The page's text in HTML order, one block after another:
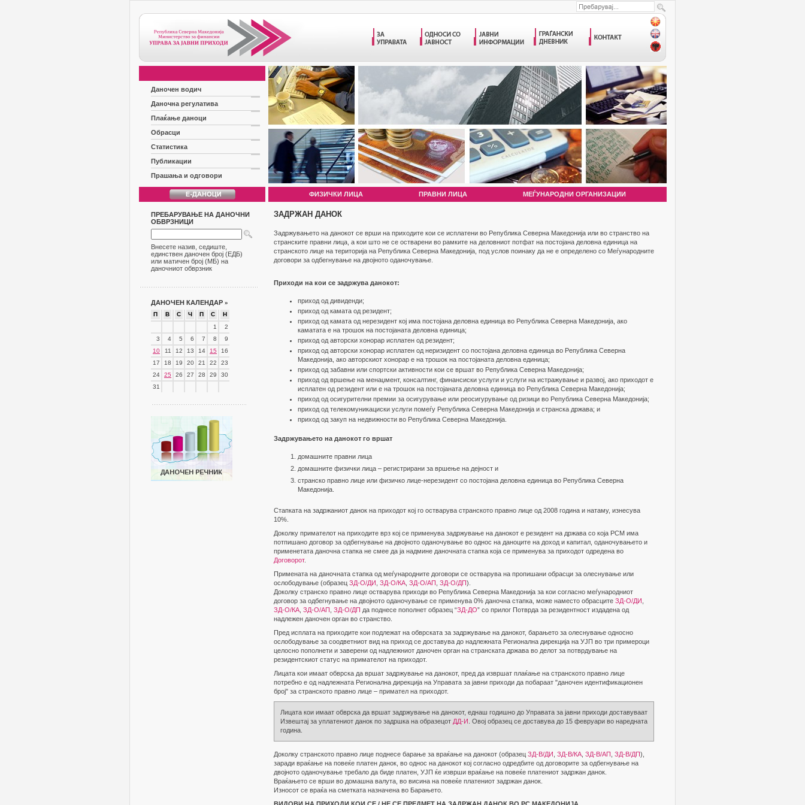
Даночен водич
Даночна регулатива
Плаќање даноци
Обрасци
Статистика
Публикации
Прашања и одговори
ФИЗИЧКИ ЛИЦА ПРАВНИ ЛИЦА МЕЃУНАРОДНИ ОРГАНИЗАЦИИ
ПРЕБАРУВАЊЕ НА ДАНОЧНИ
ОБВРЗНИЦИ
Внесете назив, седиште,
единствен даночен број (ЕДБ)
или матичен број (МБ) на
даночниот обврзник
ДАНОЧЕН КАЛЕНДАР »
П В С Ч П С
Н
1
2
3
4 5 6 7 8
9
10
11 12 13 14 15
16
17
18 19 20 21 22
23
24
25 26 27 28 29
30
31
ЗАДРЖАН ДАНОК
Задржувањето на данокот се врши на приходите кои се исплатени во Република Северна Македонија или во странство на
странските правни лица, а кои што не се остварени во рамките на деловниот потфат на постојана деловна единица на
странското лице на територија на Република Северна Македонија, под услов поинаку да не е определено со Меѓународните
договори за одбегнување на двојното оданочување.
Приходи на кои се задржува данокот:
приход од дивиденди;
приход од камата од резидент;
приход од камата од нерезидент кој има постојана деловна единица во Република Северна Македонија, ако
каматата е на трошок на постојаната деловна единица;
приход од авторски хонорар исплатен од резидент;
приход од авторски хонорар исплатен од неризидент со постојана деловна единица во Република Северна
Македонија, ако авторскиот хонорар е на трошок на постојаната деловна единица;
приход од забавни или спортски активности кои се вршат во Република Северна Македонија;
приход од вршење на менаџмент, консалтинг, финансиски услуги и услуги на истражување и развој, ако приходот е
исплатен од резидент или е на трошок на постојаната деловна единица во Република Северна Македонија;
приход од осигурителни премии за осигурување или реосигурување од ризици во Република Северна Македонија;
приход од телекомуникациски услуги помеѓу Република Северна Македонија и странска држава; и
приход од закуп на недвижности во Република Северна Македонија.
Задржувањето на данокот го вршат
домашните правни лица
домашните физички лица – регистрирани за вршење на дејност и
странско правно лице или физичко лице-нерезидент со постојана деловна единица во Република Северна
Македонија.
Стапката на задржаниот данок на приходот кој го остварува странското правно лице од 2008 година и натаму, изнесува
10%.
Доколку примателот на приходите врз кој се применува задржување на данокот е резидент на држава со која РСМ има
потпишано договор за одбегнување на двојното оданочување во однос на даноците на доход и капитал, оданочувањето и
применетата даночна стапка не смее да ја надмине даночната стапка која се применува за приходот одредена во
Договорот.
Примената на даночната стапка од меѓународните договори се остварува на пропишани обрасци за олеснување или
ослободување (образец ЗД-О/ДИ ЗД-О/КА ЗД-О/АП ЗД-О/ДП).
Доколку странско правно лице остварува приходи во Република Северна Македонија за кои согласно меѓународниот
договор за одбегнување на двојното оданочување се применува 0% даночна стапка, може наместо обрасците ЗД-О/ДИ
ЗД-О/КА ЗД-О/АП ЗД-О/ДП да поднесе пополнет образец “ЗД-ДО” со прилог Потврда за резидентност издадена од
надлежен даночен орган во странство.
Пред исплата на приходите кои подлежат на обврската за задржување на данокот, барањето за олеснување односно
ослободување за соодветниот вид на приход се доставува до надлежната Регионална дирекција на УЈП во три примероци
целосно пополнети и заверени од надлежниот даночен орган на странската држава во делот за потврдување на
резидентскиот статус на примателот на приходот.
Лицата кои имаат обврска да вршат задржување на данокот, пред да извршат плаќање на странското правно лице
потребно е од надлежната Регионална дирекција на Управата за јавни приходи да побараат "даночен идентификационен
број" за странското правно лице – примател на приходот.
Лицата кои имаат обврска да вршат задржување на данокот, еднаш годишно до Управата за јавни приходи доставуваат
Извештај за уплатениот данок по задршка на образецот ДД-И . Овој образец се доставува до 15 февруари во наредната
година.
Доколку странското правно лице поднесе барање за враќање на данокот (образец ЗД-В/ДИ ЗД-В/КА ЗД-В/АП ЗД-В/ДП),
заради враќање на повеќе платен данок, во однос на данокот кој согласно одредбите од договорите за одбегнување на
двојното оданочување требало да биде платен, УЈП ќе изврши враќање на повеќе платениот задржан данок.
Враќањето се врши во домашна валута, во висина на повеќе платениот задржан данок.
Износот се враќа на сметката назначена во Барањето.